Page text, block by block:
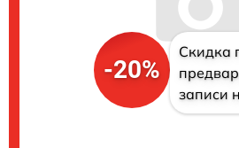
-20%
Скидка
записи